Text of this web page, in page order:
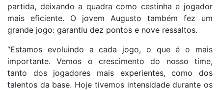
partida, deixando a quadra como cestinha e jogador
mais eficiente. O jovem Augusto também fez um
grande jogo: garantiu dez pontos e nove ressaltos.
“Estamos evoluindo a cada jogo, o que é o mais
importante. Vemos o crescimento do nosso time,
tanto dos jogadores mais experientes, como dos
talentos da base. Hoje tivemos intensidade durante os